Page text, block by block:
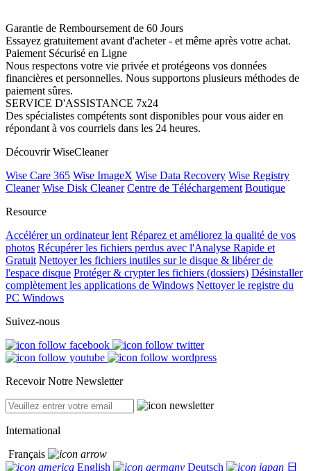
Garantie de Remboursement de 60 Jours
Essayez gratuitement avant d'acheter - et même après votre achat.
Paiement Sécurisé en Ligne
Nous respectons votre vie privée et protégeons vos données
financières et personnelles. Nous supportons plusieurs méthodes de
paiement sûres.
SERVICE D'ASSISTANCE 7x24
Des spécialistes compétents sont disponibles pour vous aider en
répondant à vos courriels dans les 24 heures.
Découvrir WiseCleaner
Wise Care 365 Wise ImageX Wise Data Recovery Wise Registry
Cleaner Wise Disk Cleaner Centre de Téléchargement Boutique
Resource
Accélérer un ordinateur lent Réparez et améliorez la qualité de vos
photos Récupérer les fichiers perdus avec l'Analyse Rapide et
Gratuit Nettoyer les fichiers inutiles sur le disque & libérer de
l'espace disque Protéger & crypter les fichiers (dossiers) Désinstaller
complètement les applications de Windows Nettoyer le registre du
PC Windows
Suivez-nous
Recevoir Notre Newsletter
International
Français
English
Deutsch 日